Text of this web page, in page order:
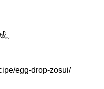
。
egg-drop-zosui/